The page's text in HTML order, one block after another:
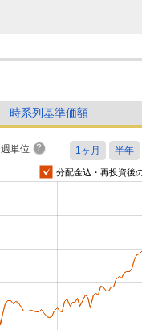
時系列基準価額
週単位
分配金込・再投資後